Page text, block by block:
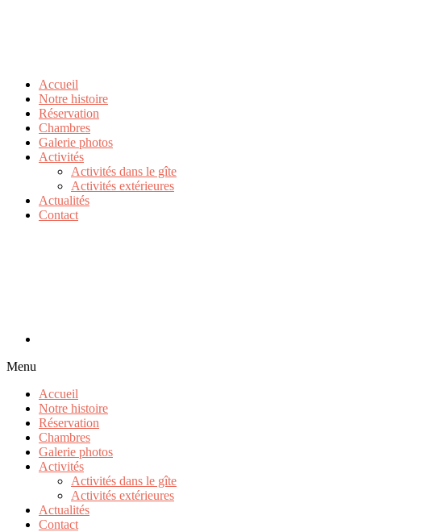
Accueil
Notre histoire
Réservation
Chambres
Galerie photos
Activités
Activités dans le gîte
Activités extérieures
Actualités
Contact
Menu
Accueil
Notre histoire
Réservation
Chambres
Galerie photos
Activités
Activités dans le gîte
Activités extérieures
Actualités
Contact